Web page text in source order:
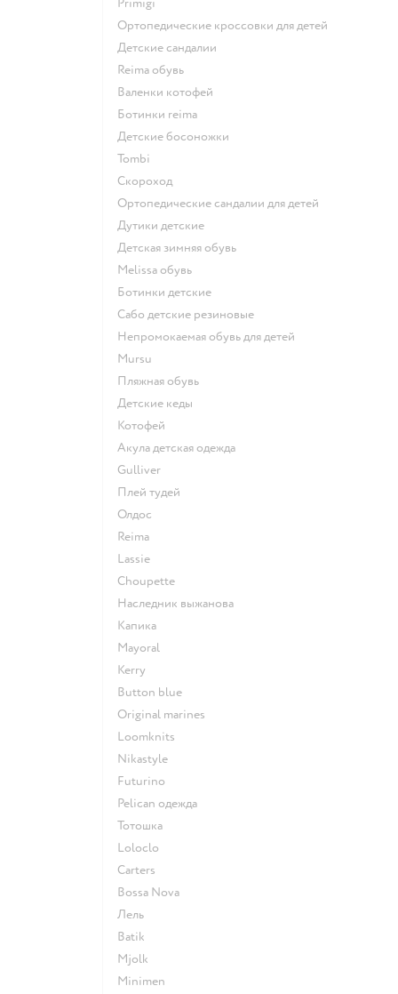
Primigi
Ортопедические кроссовки для детей
Детские сандалии
Reima обувь
Валенки котофей
Ботинки reima
Детские босоножки
Tombi
Скороход
Ортопедические сандалии для детей
Дутики детские
Детская зимняя обувь
Melissa обувь
Ботинки детские
Сабо детские резиновые
Непромокаемая обувь для детей
Mursu
Пляжная обувь
Детские кеды
Котофей
Акула детская одежда
Gulliver
Плей тудей
Олдос
Reima
Lassie
Choupette
Наследник выжанова
Капика
Mayoral
Kerry
Button blue
Original marines
Loomknits
Nikastyle
Futurino
Pelican одежда
Тотошка
Loloclo
Сarters
Bossa Nova
Лель
Batik
Mjolk
Minimen